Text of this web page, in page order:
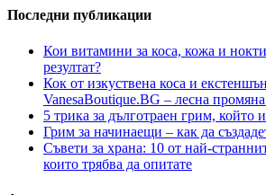
Последни публикации
Кои витамини за коса, кожа и
резултат?
Кок от изкуствена коса и
VanesaBoutique.BG – лесна
5 трика за дълготраен грим, който
Грим за начинаещи – как да
Съвети за храна: 10 от най-
които трябва да опитате